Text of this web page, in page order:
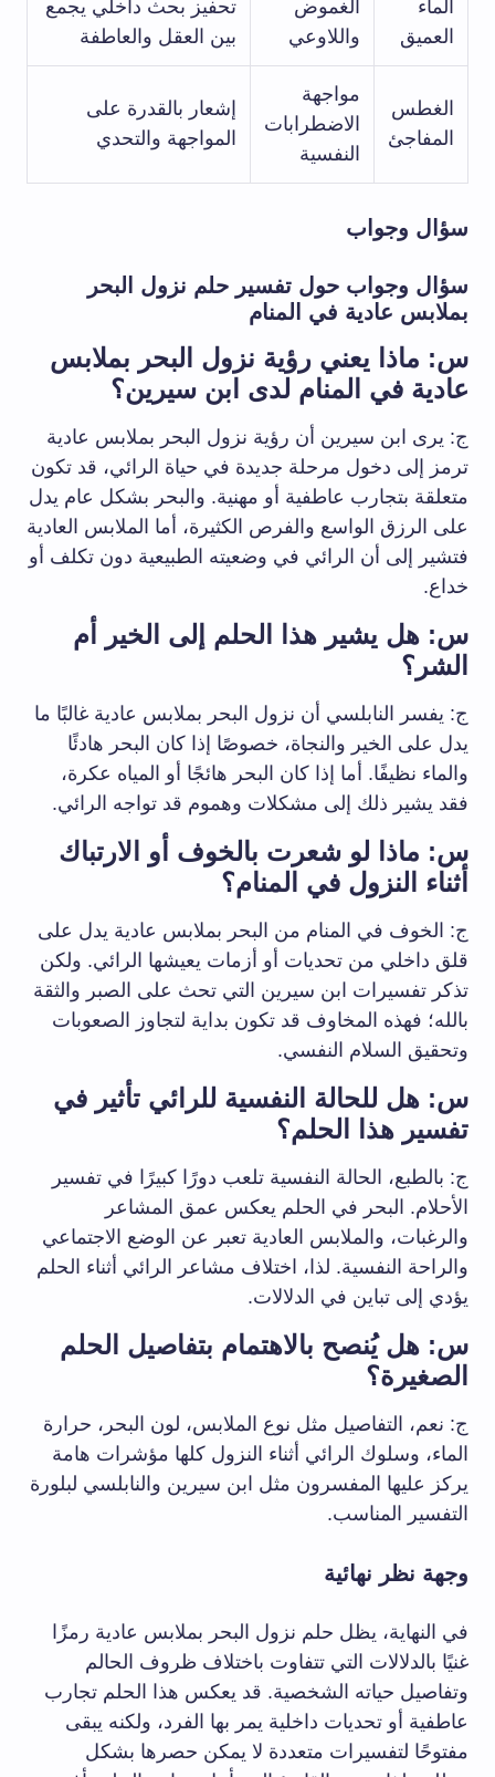
الماء
العميق
الغموض
واللاوعي
تحفيز بحث داخلي يجمع
بين العقل والعاطفة
الغطس
المفاجئ
مواجهة
الاضطرابات
النفسية
إشعار بالقدرة على
المواجهة والتحدي
سؤال وجواب
سؤال وجواب حول تفسير حلم نزول البحر
بملابس عادية في المنام
س: ماذا يعني رؤية نزول البحر بملابس
عادية في المنام لدى ابن سيرين؟
ج: يرى ابن سيرين أن رؤية نزول البحر بملابس عادية
ترمز إلى دخول مرحلة جديدة في حياة الرائي، قد تكون
متعلقة بتجارب عاطفية أو مهنية. والبحر بشكل عام يدل
على الرزق الواسع والفرص الكثيرة، أما الملابس العادية
فتشير إلى أن الرائي في وضعيته الطبيعية دون تكلف أو
خداع.
س: هل يشير هذا الحلم إلى الخير أم
الشر؟
ج: يفسر النابلسي أن نزول البحر بملابس عادية غالبًا ما
يدل على الخير والنجاة، خصوصًا إذا كان البحر هادئًا
والماء نظيفًا. أما إذا كان البحر هائجًا أو المياه عكرة،
فقد يشير ذلك إلى مشكلات وهموم قد تواجه الرائي.
س: ماذا لو شعرت بالخوف أو الارتباك
أثناء النزول في المنام؟
ج: الخوف في المنام من البحر بملابس عادية يدل على
قلق داخلي من تحديات أو أزمات يعيشها الرائي. ولكن
تذكر تفسيرات ابن سيرين التي تحث على الصبر والثقة
بالله؛ فهذه المخاوف قد تكون بداية لتجاوز الصعوبات
وتحقيق السلام النفسي.
س: هل للحالة النفسية للرائي تأثير في
تفسير هذا الحلم؟
ج: بالطبع، الحالة النفسية تلعب دورًا كبيرًا في تفسير
الأحلام. البحر في الحلم يعكس عمق المشاعر
والرغبات، والملابس العادية تعبر عن الوضع الاجتماعي
والراحة النفسية. لذا، اختلاف مشاعر الرائي أثناء الحلم
يؤدي إلى تباين في الدلالات.
س: هل يُنصح بالاهتمام بتفاصيل الحلم
الصغيرة؟
ج: نعم، التفاصيل مثل نوع الملابس، لون البحر، حرارة
الماء، وسلوك الرائي أثناء النزول كلها مؤشرات هامة
يركز عليها المفسرون مثل ابن سيرين والنابلسي لبلورة
التفسير المناسب.
وجهة نظر نهائية
في النهاية، يظل حلم نزول البحر بملابس عادية رمزًا
غنيًا بالدلالات التي تتفاوت باختلاف ظروف الحالم
وتفاصيل حياته الشخصية. قد يعكس هذا الحلم تجارب
عاطفية أو تحديات داخلية يمر بها الفرد، ولكنه يبقى
مفتوحًا لتفسيرات متعددة لا يمكن حصرها بشكل